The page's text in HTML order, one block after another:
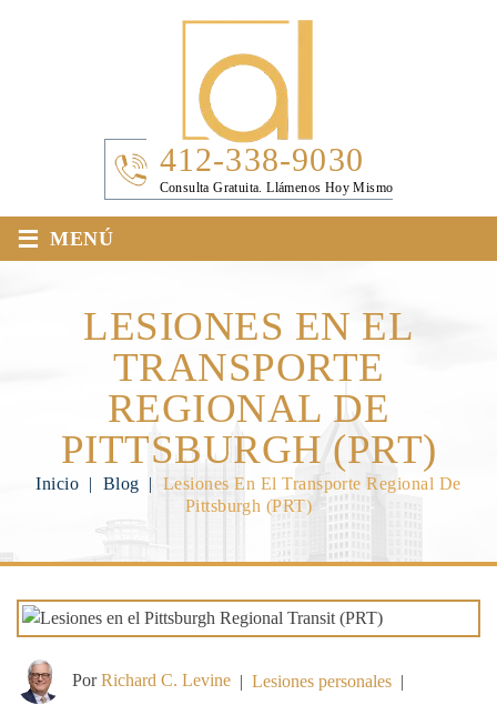
412-338-9030
Consulta Gratuita. Llámenos Hoy Mismo
≡ MENÚ
LESIONES EN EL
TRANSPORTE
REGIONAL DE
PITTSBURGH (PRT)
Inicio | Blog | Lesiones En El Transporte Regional De
Pittsburgh (PRT)
PorRichard C. Levine | Lesiones personales |